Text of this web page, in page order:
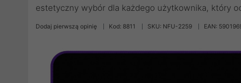
estetyczny wybór dla każdego użytkownika, który
Dodaj pierwszą opinię Kod: 8811 SKU: NFU-2259 EAN: